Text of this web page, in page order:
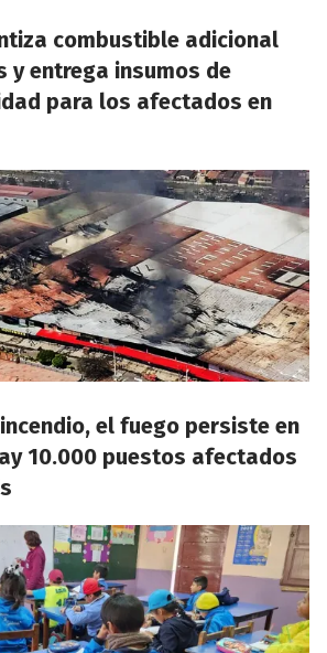
combustible adicional
y entrega insumos de
para los afectados en
el fuego persiste en
10.000 puestos afectados